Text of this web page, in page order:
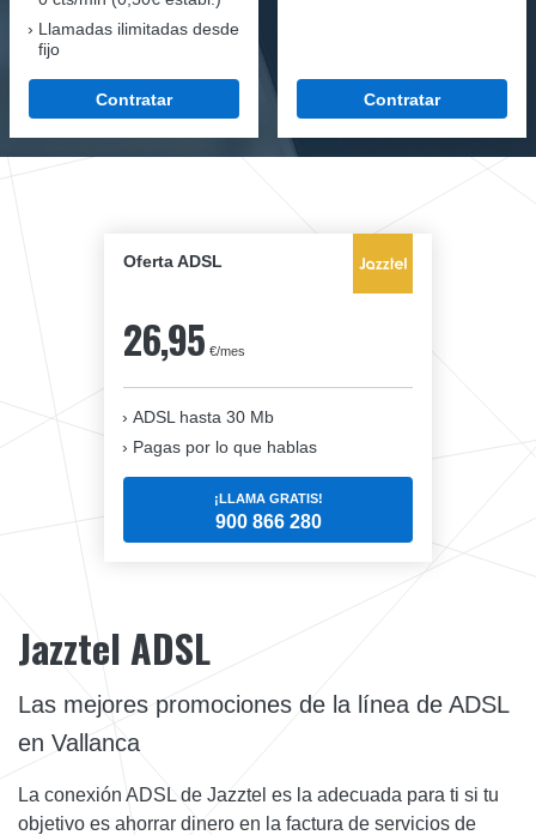
Llamadas ilimitadas desde
fijo
Contratar Contratar
Oferta ADSL
26,95 €/mes
ADSL hasta 30 Mb
Pagas por lo que hablas
¡LLAMA GRATIS!
900 866 280
Jazztel ADSL
Las mejores promociones de la línea de ADSL
en Vallanca
La conexión ADSL de Jazztel es la adecuada para ti si tu
objetivo es ahorrar dinero en la factura de servicios de